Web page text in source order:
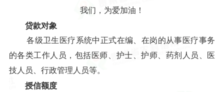
我们，为爱加油！
贷款对象
各级卫生医疗系统中正式在编、在岗的从事医疗事务
的各类工作人员，包括医师、护士、护师、药剂人员、医
技人员、行政管理人员等。
授信额度